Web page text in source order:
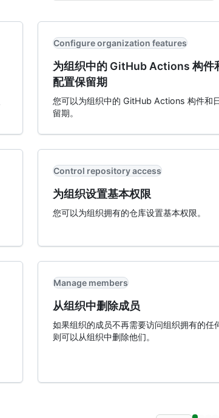
Configure organization features
为组织中的 GitHub Actions 构件
配置保留期
您可以为组织中的 GitHub Actions 构件和
留期。
Control repository access
为组织设置基本权限
您可以为组织拥有的仓库设置基本权限。
Manage members
从组织中删除成员
如果组织的成员不再需要访问组织拥有的任
则可以从组织中删除他们。